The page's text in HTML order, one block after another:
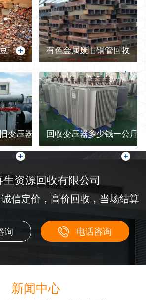
有色金属废旧铜管回收
变压器 回收变压器多少钱一公斤-
生资源回收有限公司
信定价，高价回收，当场结算
询 电话咨询
新闻中心